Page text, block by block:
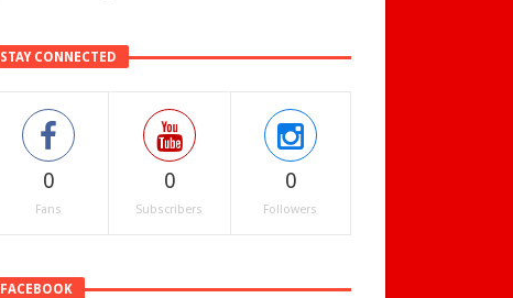
STAY CONNECTED
0
Fans
0
Subscribers
0
Followers
FACEBOOK